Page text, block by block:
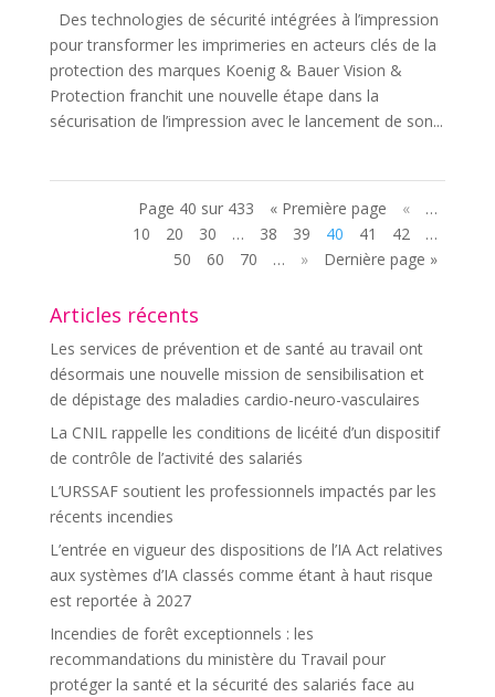
Des technologies de sécurité intégrées à l’impression
pour transformer les imprimeries en acteurs clés de la
protection des marques Koenig & Bauer Vision &
Protection franchit une nouvelle étape dans la
sécurisation de l’impression avec le lancement de son...
Page 40 sur 433 « Première page «
…
10
20 30 … 38 39 40 41 42
…
50
60 70 … » Dernière page »
Articles récents
Les services de prévention et de santé au travail ont
désormais une nouvelle mission de sensibilisation et
de dépistage des maladies cardio-neuro-vasculaires
La CNIL rappelle les conditions de licéité d’un dispositif
de contrôle de l’activité des salariés
L’URSSAF soutient les professionnels impactés par les
récents incendies
L’entrée en vigueur des dispositions de l’IA Act relatives
aux systèmes d’IA classés comme étant à haut risque
est reportée à 2027
Incendies de forêt exceptionnels : les
recommandations du ministère du Travail pour
protéger la santé et la sécurité des salariés face au